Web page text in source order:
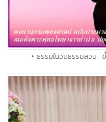
• ธรรมในวันธรรมสวน